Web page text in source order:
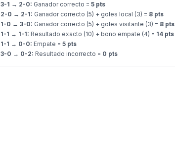
3-1 → 2-0: Ganador correcto = 5 pts
2-0 → 2-1: Ganador correcto (5) + goles local (3) = 8 pts
1-0 → 3-0: Ganador correcto (5) + goles visitante (3) = 8 pts
1-1 → 1-1: Resultado exacto (10) + bono empate (4) = 14 pts
1-1 → 0-0: Empate = 5 pts
3-0 → 0-2: Resultado incorrecto = 0 pts